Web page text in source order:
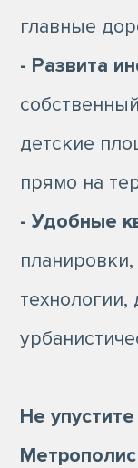
главные
- Развита
детские
прямо на
- Удобные
Не